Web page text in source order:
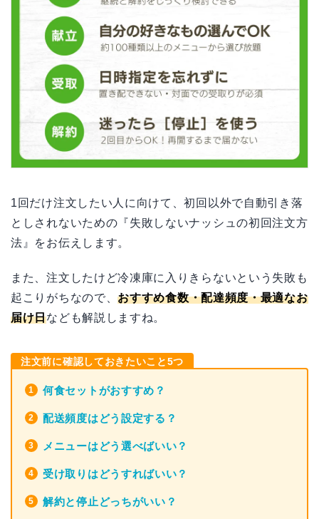
1回だけ注文したい人に向けて、初回以外で自動引き落
としされないための『失敗しないナッシュの初回注文方
法』をお伝えします。
また、注文したけど冷凍庫に入りきらないという失敗も
起こりがちなので、おすすめ食数・配達頻度・最適なお
届け日なども解説しますね。
注文前に確認しておきたいこと5つ
何食セットがおすすめ？
配送頻度はどう設定する？
メニューはどう選べばいい？
受け取りはどうすればいい？
解約と停止どっちがいい？